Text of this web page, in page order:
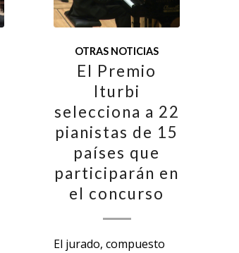
OTRAS NOTICIAS
El Premio
Iturbi
selecciona a 22
pianistas de 15
países que
participarán en
el concurso
El jurado, compuesto